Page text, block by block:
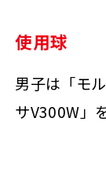
使用球
男子は「モ
サV300W」